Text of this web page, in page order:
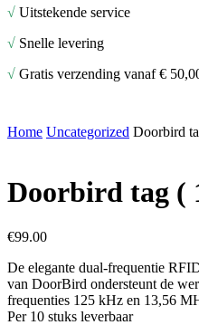
√ Uitstekende service
√ Snelle levering
√ Gratis verzending vanaf €
Home Uncategorized Doorbird
Doorbird tag (
€99.00
De elegante dual-frequentie
van DoorBird ondersteunt de
frequenties 125 kHz en 13,56
Per 10 stuks leverbaar